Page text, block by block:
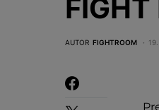
FIGHT
AUTOR FIGHTROOM